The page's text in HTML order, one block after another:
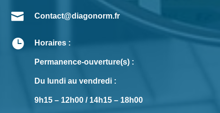
 Contact@diagonorm.fr
 Horaires :
Permanence-ouverture(s) :
Du lundi au vendredi :
9h15 – 12h00 / 14h15 – 18h00